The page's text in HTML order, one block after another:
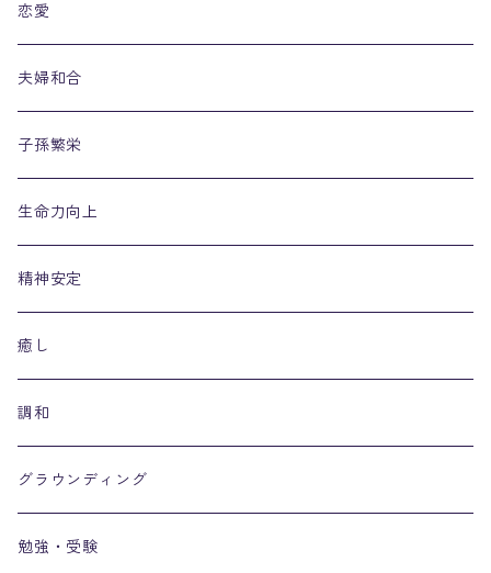
恋愛
夫婦和合
子孫繁栄
生命力向上
精神安定
癒し
調和
グラウンディング
勉強・受験